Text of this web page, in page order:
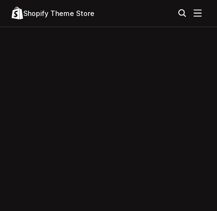
Shopify Theme Store